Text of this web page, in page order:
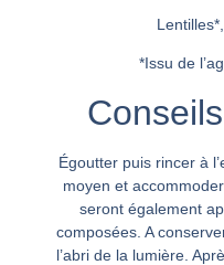
*Issu de
Égoutter puis rincer à
moyen et
seront également
composées. A
l’abri de la lumière.